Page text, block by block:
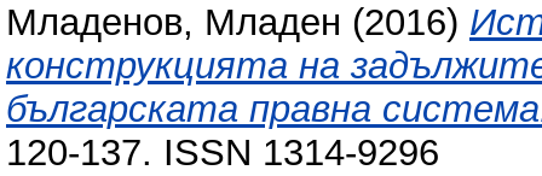
Младенов, Младен (2016)
конструкцията на
българската правна
120-137. ISSN 1314-9296